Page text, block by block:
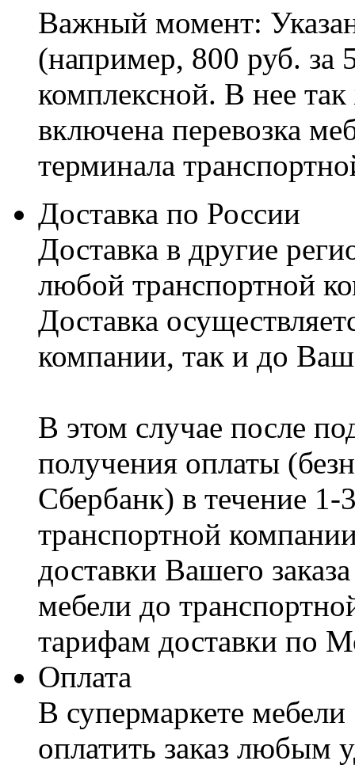
Важный момент:
(например, 800 руб. за
комплексной. В нее
включена перевозка
терминала
Доставка по России
Доставка в другие
любой транспортной
Доставка
компании, так и до
В этом случае после
получения оплаты
Сбербанк) в течение
транспортной
доставки Вашего
мебели до
тарифам доставки по
Оплата
В супермаркете
оплатить заказ любым